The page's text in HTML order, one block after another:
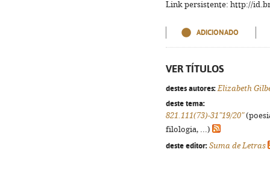
Link persistente: http://
ADICIONADO
VER TÍTULOS
destes autores: Elizabeth
deste tema:
821.111(73)-31"19/20"
filologia, ...)
deste editor: Suma de Letras